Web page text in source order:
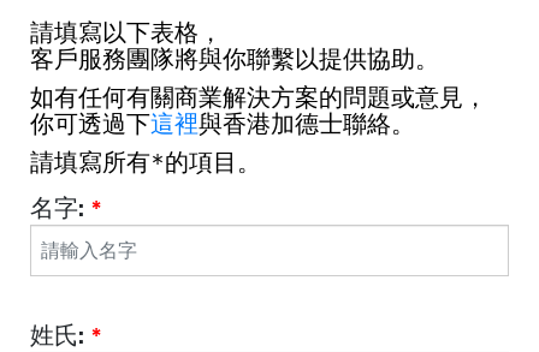
請填寫以下表格，
客戶服務團隊將與你聯繫以提供協助。
如有任何有關商業解決方案的問題或意見，
你可透過下這裡與香港加德士聯絡。
請填寫所有*的項目。
名字: *
姓氏: *